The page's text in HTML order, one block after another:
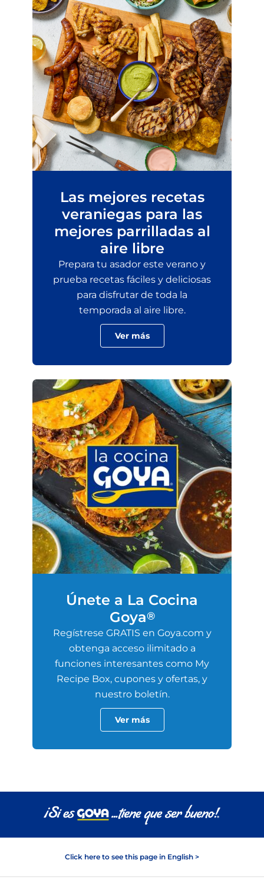
Las mejores recetas
veraniegas para las
mejores parrilladas al
aire libre
Prepara tu asador este verano y
prueba recetas fáciles y deliciosas
para disfrutar de toda la
temporada al aire libre.
Ver más
Únete a La Cocina
Goya®
Regístrese GRATIS en Goya.com y
obtenga acceso ilimitado a
funciones interesantes como My
Recipe Box, cupones y ofertas, y
nuestro boletín.
Ver más
Click here to see this page in English >